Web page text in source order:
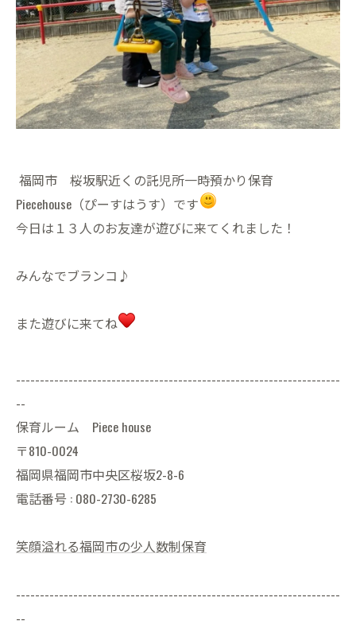
福岡市 桜坂駅近くの託児所一時預かり保育
Piecehouse（ぴーすはうす）です
今日は１３人のお友達が遊びに来てくれました！
みんなでブランコ♪
また遊びに来てね
--------------------------------------------------------------------
--
保育ルーム Piece house
〒810-0024
福岡県福岡市中央区桜坂2-8-6
電話番号 : 080-2730-6285
笑顔溢れる福岡市の少人数制保育
--------------------------------------------------------------------
--